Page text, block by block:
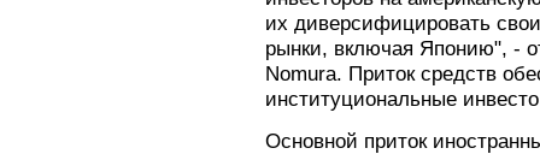
их диверсифицировать
рынки, включая Японию", -
Nomura. Приток средств
институциональные
Основной приток